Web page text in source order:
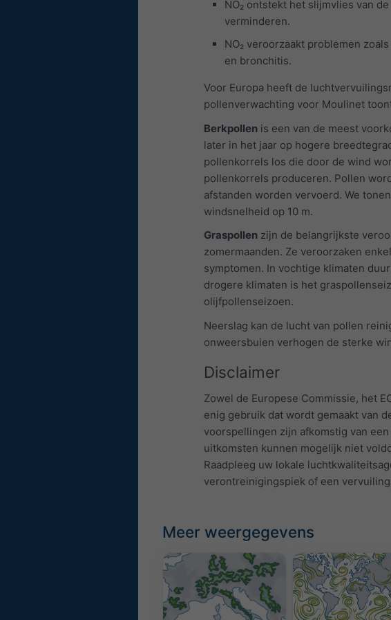
NO₂ ontstekt het slijmvlies van
verminderen.
NO₂ veroorzaakt problemen
en bronchitis.
Voor Europa heeft de
pollenverwachting voor Moulinet
Berkpollen is een van de meest
later in het jaar op hogere
pollenkorrels los die door de wind
pollenkorrels produceren. Pollen
afstanden worden vervoerd. We
windsnelheid op 10 m.
Graspollen zijn de belangrijkste
zomermaanden. Ze veroorzaken
symptomen. In vochtige klimaten
drogere klimaten is het
olijfpollenseizoen.
Neerslag kan de lucht van pollen
onweersbuien verhogen de sterke
Disclaimer
Zowel de Europese Commissie, het
enig gebruik dat wordt gemaakt van
voorspellingen zijn afkomstig van
uitkomsten kunnen mogelijk niet
Raadpleeg uw lokale
verontreinigingspiek of een
Meer weergegevens